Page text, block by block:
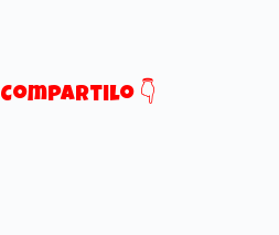
Compartilo 👇